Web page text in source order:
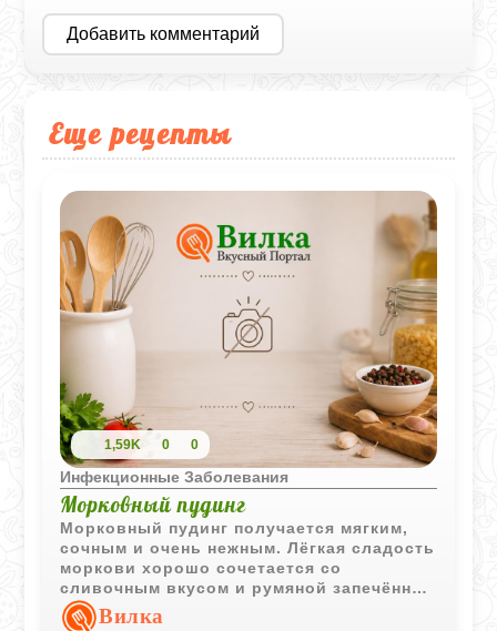
Добавить комментарий
Еще рецепты
1,59K 0 0
Инфекционные Заболевания
Морковный пудинг
Морковный пудинг получается мягким,
сочным и очень нежным. Лёгкая сладость
моркови хорошо сочетается со
сливочным вкусом и румяной запечённой
корочкой.
Вилка